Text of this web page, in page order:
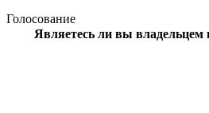
Голосование
Являетесь ли вы владельцем